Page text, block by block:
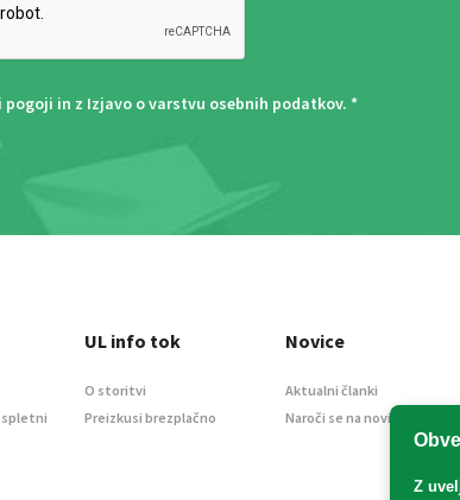
pogoji in z Izjavo o varstvu osebnih podatkov. *
Z
spletni
UL info tok
O storitvi
Preizkusi brezplačno
Novice
Aktualni članki
Naroči se na novice